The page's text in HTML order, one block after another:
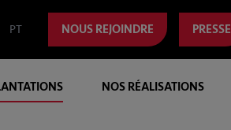
PT NOUS REJOINDRE PRESSE
NOS RÉALISATIONS